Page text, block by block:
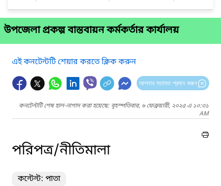
উপজেলা প্রকল্প বাস্তবায়ন কর্মকর্তার কার্যালয়
এই কনটেন্টটি শেয়ার করতে ক্লিক করুন
আপনার মতামত প্রদান করুন
কনটেন্টটি শেষ হাল-নাগাদ করা হয়েছে: বৃহস্পতিবার, ৬ ফেব্রুয়ারী, ২০২৫ এ ১০:৩১
AM
পরিপত্র/নীতিমালা
কন্টেন্ট: পাতা